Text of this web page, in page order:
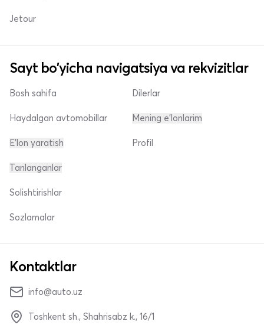
Jetour
Sayt bo'yicha navigatsiya va rekvizitlar
Bosh sahifa
Haydalgan avtomobillar
E'lon yaratish
Dilerlar
Mening e'lonlarim
Profil
Tanlanganlar
Solishtirishlar
Sozlamalar
Kontaktlar
info@auto.uz
Toshkent sh., Shahrisabz k., 16/1